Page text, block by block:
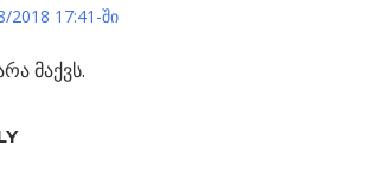
2018 17:41-ში
მაქვს.